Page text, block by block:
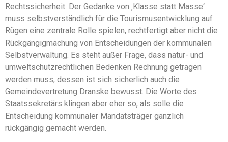
Rechtssicherheit. Der Gedanke von ‚Klasse statt Masse‘
muss selbstverständlich für die Tourismusentwicklung auf
Rügen eine zentrale Rolle spielen, rechtfertigt aber nicht die
Rückgängigmachung von Entscheidungen der kommunalen
Selbstverwaltung. Es steht außer Frage, dass natur- und
umweltschutzrechtlichen Bedenken Rechnung getragen
werden muss, dessen ist sich sicherlich auch die
Gemeindevertretung Dranske bewusst. Die Worte des
Staatssekretärs klingen aber eher so, als solle die
Entscheidung kommunaler Mandatsträger gänzlich
rückgängig gemacht werden.